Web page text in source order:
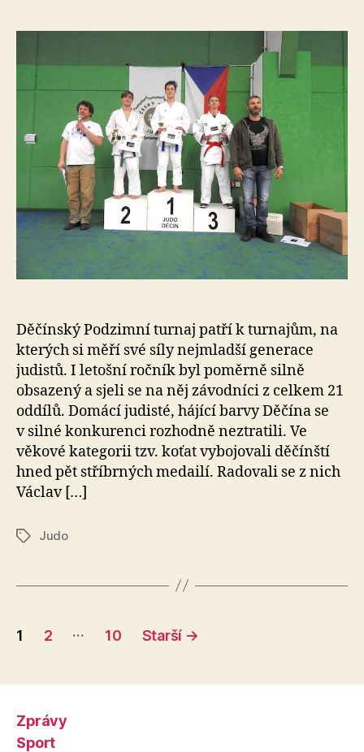
s
Děčínský Podzimní turnaj patří k turnajům, na
kterých si měří své síly nejmladší generace
judistů. I letošní ročník byl poměrně silně
obsazený a sjeli se na něj závodníci z celkem 21
oddílů. Domácí judisté, hájící barvy Děčína se
v silné konkurenci rozhodně neztratili. Ve
věkové kategorii tzv. koťat vybojovali děčínští
hned pět stříbrných medailí. Radovali se z nich
Václav […]
ŠtítkyJudo
Stránkování
1 2 … 10 Starší →
Zprávy
Sport